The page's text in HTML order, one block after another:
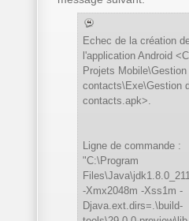
Echec de la création
l'application Android
Projets Mobile\Gestion
contacts\Exe\Gestion
contacts.apk>.
Ligne de commande :
"C:\Program
-Xmx2048m -Xss1m -
Djava.ext.dirs=.\build-